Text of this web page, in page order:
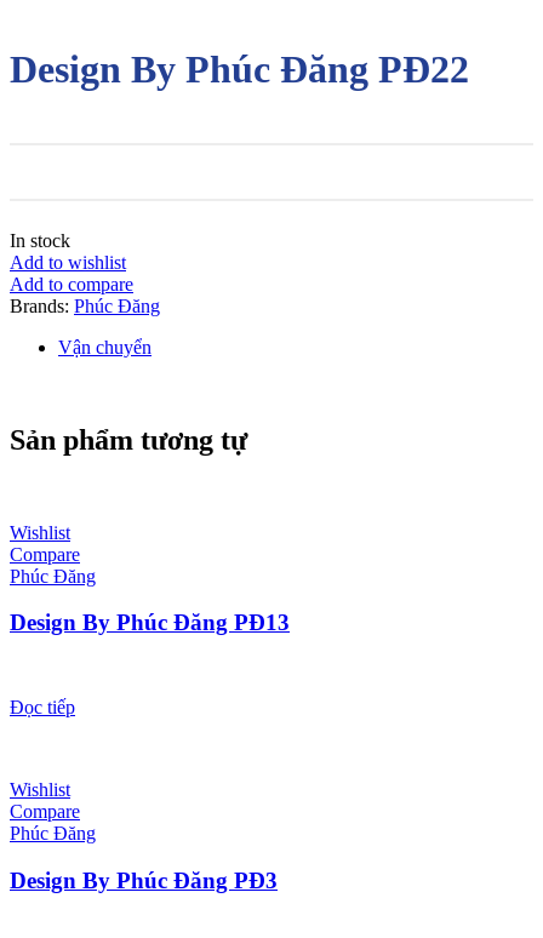
Design By Phúc Đăng PĐ22
In stock
Add to wishlist
Add to compare
Brands: Phúc Đăng
Vận chuyển
Sản phẩm tương tự
Wishlist
Compare
Phúc Đăng
Design By Phúc Đăng PĐ13
Đọc tiếp
Wishlist
Compare
Phúc Đăng
Design By Phúc Đăng PĐ3